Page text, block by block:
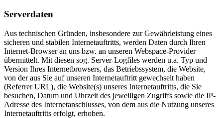
Serverdaten
Aus technischen Gründen, insbesondere zur Gewährleistung eines
sicheren und stabilen Internetauftritts, werden Daten durch Ihren
Internet-Browser an uns bzw. an unseren Webspace-Provider
übermittelt. Mit diesen sog. Server-Logfiles werden u.a. Typ und
Version Ihres Internetbrowsers, das Betriebssystem, die Website,
von der aus Sie auf unseren Internetauftritt gewechselt haben
(Referrer URL), die Website(s) unseres Internetauftritts, die Sie
besuchen, Datum und Uhrzeit des jeweiligen Zugriffs sowie die IP-
Adresse des Internetanschlusses, von dem aus die Nutzung unseres
Internetauftritts erfolgt, erhoben.